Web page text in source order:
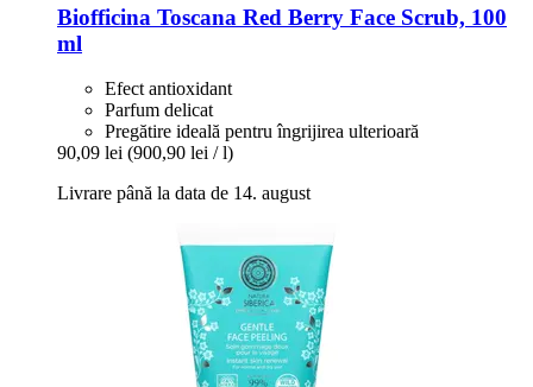
Biofficina Toscana Red Berry Face Scrub, 100
ml
Efect antioxidant
Parfum delicat
Pregătire ideală pentru îngrijirea ulterioară
90,09 lei (900,90 lei / l)
Livrare până la data de 14. august